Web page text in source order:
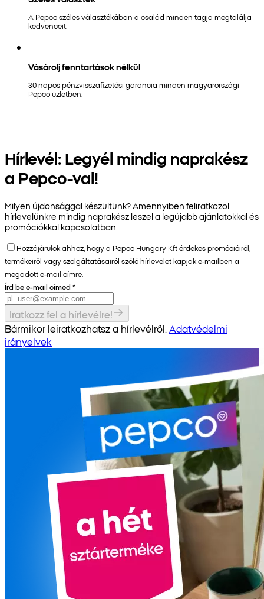
A Pepco széles választékában a család minden tagja megtalálja
kedvenceit.
Vásárolj fenntartások nélkül
30 napos pénzvisszafizetési garancia minden magyarországi
Pepco üzletben.
Hírlevél: Legyél mindig naprakész
a Pepco-val!
Milyen újdonsággal készültünk? Amennyiben feliratkozol
hírlevelünkre mindig naprakész leszel a legújabb ajánlatokkal és
promóciókkal kapcsolatban.
Hozzájárulok ahhoz, hogy a Pepco Hungary Kft érdekes promócióiról,
termékeiről vagy szolgáltatásairól szóló hírlevelet kapjak e-mailben a
megadott e-mail címre.
Írd be e-mail címed *
Iratkozz fel a hírlevélre!
Bármikor leiratkozhatsz a hírlevélről. Adatvédelmi
irányelvek